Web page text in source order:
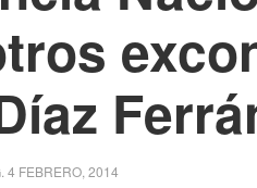
4 FEBRERO, 2014